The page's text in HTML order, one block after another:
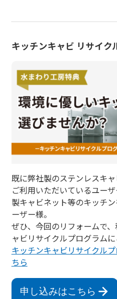
キッチンキャビ リサイク
既に弊社製のステンレスキ
ご利用いただいているユー
製キャビネット等のキッチ
ーザー様。
ぜひ、今回のリフォームで
ャビリサイクルプログラムに
キッチンキャビリサイクル
ちら
申し込みはこちら